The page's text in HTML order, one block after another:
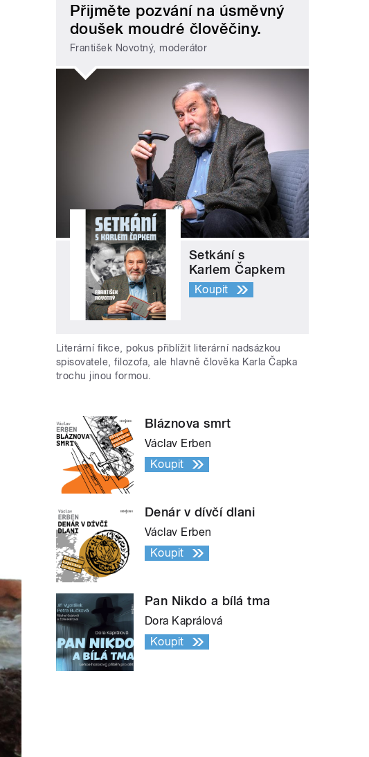
Přijměte pozvání na úsměvný
doušek moudré člověčiny.
František Novotný, moderátor
Setkání s
Karlem Čapkem
Koupit
Literární fikce, pokus přiblížit literární nadsázkou
spisovatele, filozofa, ale hlavně člověka Karla Čapka
trochu jinou formou.
Bláznova smrt
Václav Erben
Koupit
Denár v dívčí dlani
Václav Erben
Koupit
Pan Nikdo a bílá tma
Dora Kaprálová
Koupit